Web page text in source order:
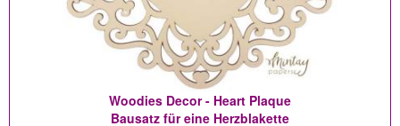
Woodies Decor - Heart Plaque
Bausatz für eine Herzblakette